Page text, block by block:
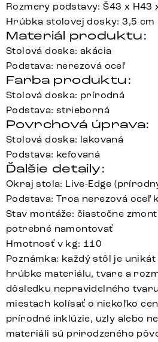
Rozmery podstavy: Š43 x H43
Hrúbka stolovej dosky: 3,5 cm
Materiál produktu:
Stolová doska: akácia
Podstava: nerezová oceľ
Farba produktu:
Stolová doska: prírodná
Podstava: strieborná
Povrchová úprava:
Stolová doska: lakovaná
Podstava: kefovaná
Ďalšie detaily:
Okraj stola: Live-Edge
Podstava: Troa nerezová oceľ
Stav montáže: čiastočne
potrebné namontovať
Hmotnosť v kg: 110
Poznámka: každý stôl je
hrúbke materiálu, tvare a
dôsledku nepravidelného
miestach kolísať o niekoľko
prírodné inklúzie, uzly alebo
materiáli sú prirodzeného